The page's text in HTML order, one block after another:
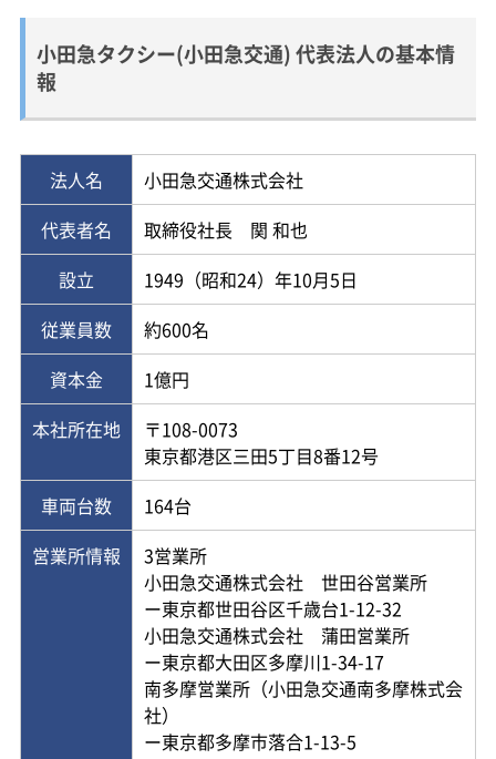
「ゆたかなくらし」の実現に貢献する』というグループ
経営理念の下、88社から成るグループ会社が、東京・神
奈川を主な事業エリアとして、運輸、流通、不動産など
さまざまな事業を展開しています。小田急タクシーは、
東京23区・武蔵野市・三鷹市・町田地区・多摩地区・神
奈川県の一部を営業エリアとしており、創立以来「安
全」・「親切」をモットーにより良いサービス向上を目
指して事業活動を行っています。いつでも、どこでも利
用できる機動力のある交通手段として、お客さまに『安
全・安心・快適さらに迅速』な輸送運営サービスを提供
すること果たすべき役割と考え、小田急グループの経営
理念の下に運営されています。
小田急タクシー(小田急交通) 代表法人の基本情
報
法人名
小田急交通株式会社
代表者名
取締役社長 関 和也
設立
1949（昭和24）年10月5日
従業員数
約600名
資本金
1億円
本社所在地
〒108-0073
東京都港区三田5丁目8番12号
車両台数
164台
営業所情報
3営業所
小田急交通株式会社 世田谷営業所
ー東京都世田谷区千歳台1-12-32
小田急交通株式会社 蒲田営業所
ー東京都大田区多摩川1-34-17
南多摩営業所（小田急交通南多摩株式会
社）
ー東京都多摩市落合1-13-5